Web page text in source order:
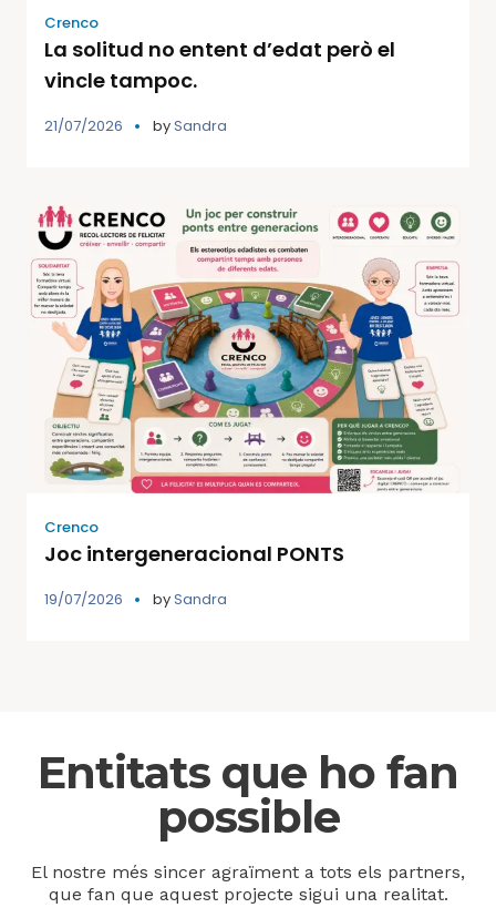
Crenco
La solitud no entent d’edat però el
vincle tampoc.
21/07/2026 bySandra
Crenco
Joc intergeneracional PONTS
19/07/2026 bySandra
Entitats que ho fan
possible
El nostre més sincer agraïment a tots els partners,
que fan que aquest projecte sigui una realitat.